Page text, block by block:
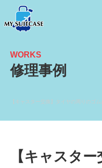
WORKS
修理事例
【キャスタ